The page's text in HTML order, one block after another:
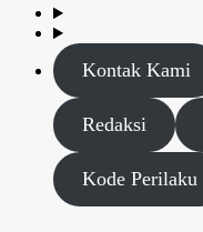
Kontak Kami
Redaksi
Kode Perilaku